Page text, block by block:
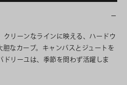
クリーンなラインに映える、ハードウ
胆なカーブ。キャンバスとジュートを
ドリーユは、季節を問わず活躍しま